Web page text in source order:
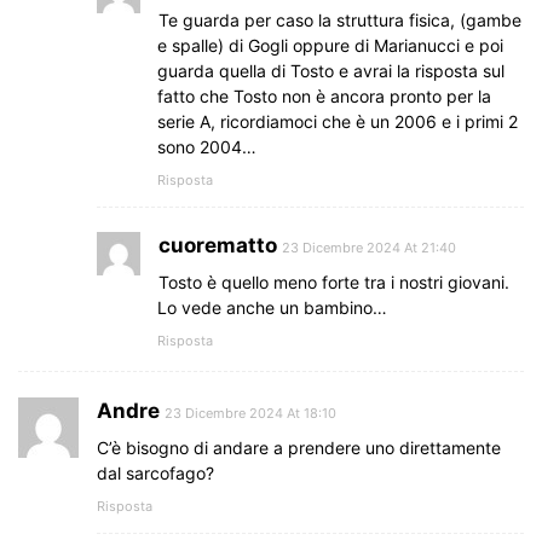
Te guarda per caso la struttura fisica, (gambe
e spalle) di Gogli oppure di Marianucci e poi
guarda quella di Tosto e avrai la risposta sul
fatto che Tosto non è ancora pronto per la
serie A, ricordiamoci che è un 2006 e i primi 2
sono 2004…
Risposta
cuorematto 23 Dicembre 2024 At 21:40
Tosto è quello meno forte tra i nostri giovani.
Lo vede anche un bambino…
Risposta
Andre 23 Dicembre 2024 At 18:10
C’è bisogno di andare a prendere uno direttamente
dal sarcofago?
Risposta